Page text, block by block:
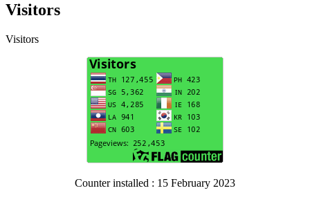
Visitors
Visitors
Counter installed : 15 February 2023